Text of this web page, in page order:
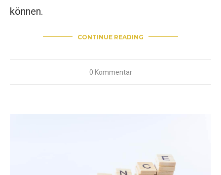
können.
CONTINUE READING
0 Kommentar